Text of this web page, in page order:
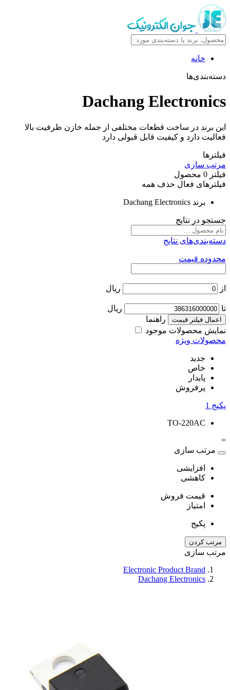
خانه
دسته‌بندی‌ها
Dachang Electronics
این برند در ساخت قطعات مختلفی از جمله خازن ظرفیت بالا
فعالیت دارد و کیفیت قابل قبولی دارد
فیلترها
مرتب سازی
فیلتر 0 محصول
فیلترهای فعال حذف همه
برند Dachang Electronics
جستجو در نتایج
دسته‌بندی‌های نتایج
محدوده قیمت
از ریال
تا ریال
اعمال فیلتر قیمت
راهنما
نمایش محصولات موجود
محصولات ویژه
جدید
خاص
پایدار
پرفروش
پکیج 1
TO-220AC
=
مرتب سازی
افزایشی
کاهشی
قیمت فروش
امتیاز
پکیج
مرتب کردن
مرتب سازی
Electronic Product Brand
Dachang Electronics